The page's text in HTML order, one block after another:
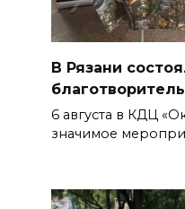
В Рязани
6 августа в КДЦ
значимое